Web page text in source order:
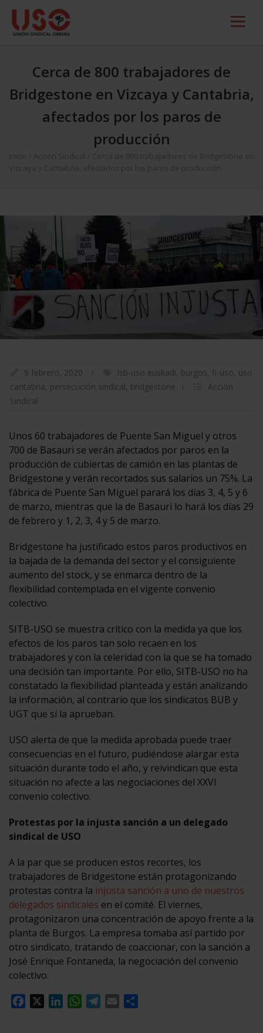
Cerca de 800 trabajadores de
Bridgestone en Vizcaya y Cantabria,
afectados por los paros de
producción
Inicio Acción Sindical
Cerca de 800 trabajadores de Bridgestone en
Vizcaya y Cantabria, afectados por los paros de producción
9 febrero, 2020 lsb-uso euskadi, burgos, fi-uso, uso
cantabria, persecución sindical, bridgestone
Acción
Sindical
Unos 60 trabajadores de Puente San Miguel y otros
700 de Basauri se verán afectados por paros en la
producción de cubiertas de camión en las plantas de
Bridgestone y verán recortados sus salarios un 75%. La
fábrica de Puente San Miguel parará los días 3, 4, 5 y 6
de marzo, mientras que la de Basauri lo hará los días 29
de febrero y 1, 2, 3, 4 y 5 de marzo.
Bridgestone ha justificado estos paros productivos en
la bajada de la demanda del sector y el consiguiente
aumento del stock, y se enmarca dentro de la
flexibilidad contemplada en el vigente convenio
colectivo.
SITB-USO se muestra crítico con la medida ya que los
efectos de los paros tan solo recaen en los
trabajadores y con la celeridad con la que se ha tomado
una decisión tan importante. Por ello, SITB-USO no ha
constatado la flexibilidad planteada y están analizando
la información, al contrario que los sindicatos BUB y
UGT que sí la aprueban.
USO alerta de que la medida aprobada puede traer
consecuencias en el futuro, pudiéndose alargar esta
situación durante todo el año, y reivindican que esta
situación no afecte a las negociaciones del XXVI
convenio colectivo.
Protestas por la injusta sanción a un delegado
sindical de USO
A la par que se producen estos recortes, los
trabajadores de Bridgestone están protagonizando
protestas contra la injusta sanción a uno de nuestros
delegados sindicales en el comité. El viernes,
protagonizaron una concentración de apoyo frente a la
planta de Burgos. La empresa tomaba así partido por
otro sindicato, tratando de coaccionar, con la sanción a
José Enrique Fontaneda, la negociación del convenio
colectivo.
Facebook
LinkedInWhatsApp
Telegram
Email